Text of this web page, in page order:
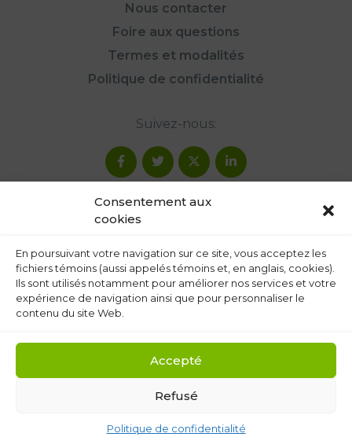
Consentement aux
cookies
En poursuivant votre navigation sur ce site, vous acceptez les
fichiers témoins (aussi appelés témoins et, en anglais, cookies).
Ils sont utilisés notamment pour améliorer nos services et votre
expérience de navigation ainsi que pour personnaliser le
contenu du site Web.
Accepté
Refusé
Politique de confidentialité
Nous contacter
Foire aux questions
Termes et modalités
Politique de confidentialité
Suivez-nous: